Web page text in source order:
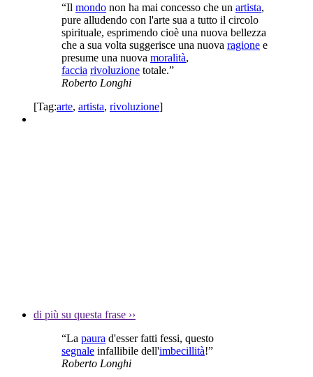
“Il mondo non ha mai concesso che un artista,
pure alludendo con l'arte sua a tutto il circolo
spirituale, esprimendo cioè una nuova bellezza
che a sua volta suggerisce una nuova ragione e
presume una nuova moralità,
faccia rivoluzione totale.”
Roberto Longhi
[Tag:arte, artista, rivoluzione]
di più su questa frase ››
“La paura d'esser fatti fessi, questo
segnale infallibile dell'imbecillità!”
Roberto Longhi